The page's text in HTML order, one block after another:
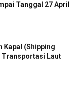
Tanggal 27 April
Kapal (Shipping
Transportasi Laut